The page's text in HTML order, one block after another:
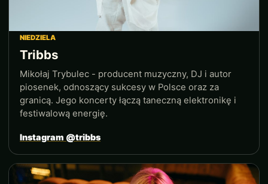
NIEDZIELA
Tribbs
Mikołaj Trybulec - producent muzyczny, DJ i autor
piosenek, odnoszący sukcesy w Polsce oraz za
granicą. Jego koncerty łączą taneczną elektronikę i
festiwalową energię.
Instagram @tribbs